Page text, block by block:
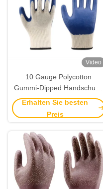
Video
10 Gauge Polycotton
Gummi-Dipped Handschuhe
mit Latex-Glanzbeschichtung
und offenen Rücken Design
für die industrielle Sicherheit
Erhalten Sie besten
Preis